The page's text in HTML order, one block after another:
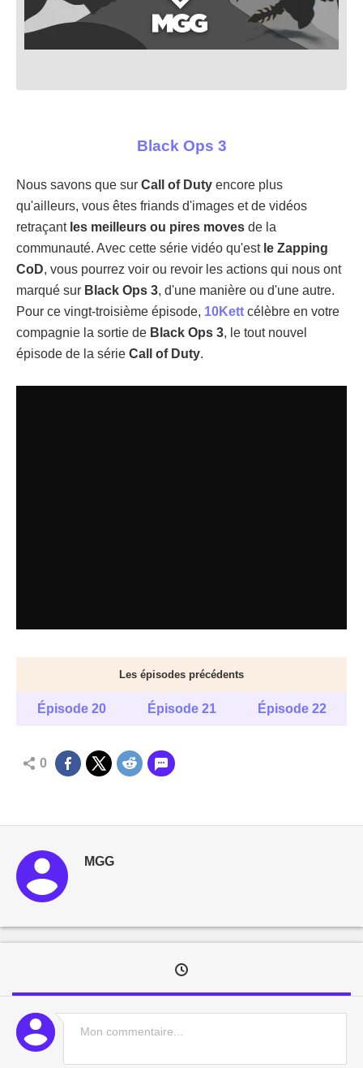
Black Ops 3
Nous savons que sur Call of Duty encore plus
qu'ailleurs, vous êtes friands d'images et de vidéos
retraçant les meilleurs ou pires moves de la
communauté. Avec cette série vidéo qu'est le Zapping
CoD, vous pourrez voir ou revoir les actions qui nous ont
marqué sur Black Ops 3, d'une manière ou d'une autre.
Pour ce vingt-troisième épisode, 10Kett célèbre en votre
compagnie la sortie de Black Ops 3, le tout nouvel
épisode de la série Call of Duty.
Les épisodes précédents
Épisode 20 Épisode 21 Épisode 22
0
MGG